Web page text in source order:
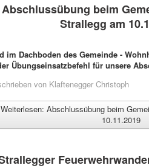
Abschlussübung beim
Strallegg am
im Dachboden des Gemeinde -
Übungseinsatzbefehl für unsere
von Klaftenegger Christoph
Weiterlesen: Abschlussübung beim
10.11.2019